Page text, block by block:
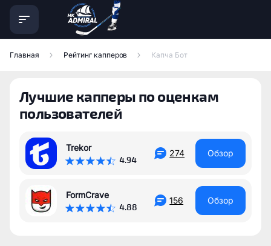
Главная Рейтинг капперов Капча Бот
Лучшие капперы по оценкам
пользователей
Trekor
4.94
274 Обзор
FormCrave
4.88
156 Обзор